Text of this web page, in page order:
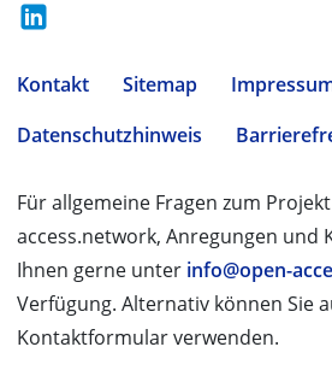
Kontakt Sitemap
Datenschutzhinweis
Für allgemeine Fragen zum
access.network, Anregungen und
Ihnen gerne unter info@open-
Verfügung. Alternativ können Sie
Kontaktformular verwenden.